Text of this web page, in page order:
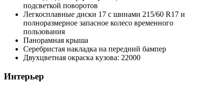
подсветкой поворотов
Легкосплавные диски 17 с шинами 215/60 R17 и
полноразмерное запасное колесо временного
пользования
Панорамная крыша
Серебристая накладка на передний бампер
Двухцветная окраска кузова: 22000
Интерьер